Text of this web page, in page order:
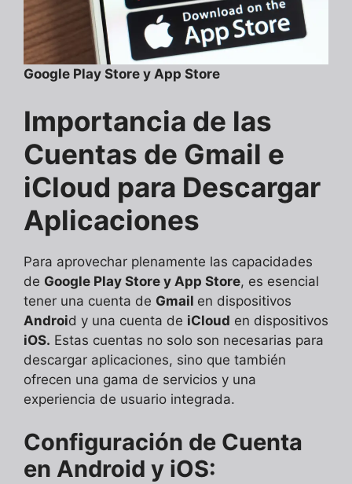
Google Play Store y App Store
Importancia de las
Cuentas de Gmail e
iCloud para Descargar
Aplicaciones
Para aprovechar plenamente las capacidades
de Google Play Store y App Store, es esencial
tener una cuenta de Gmail en dispositivos
Android y una cuenta de iCloud en dispositivos
iOS. Estas cuentas no solo son necesarias para
descargar aplicaciones, sino que también
ofrecen una gama de servicios y una
experiencia de usuario integrada.
Configuración de Cuenta
en Android y iOS: